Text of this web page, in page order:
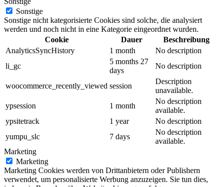
Sonstige
Sonstige nicht kategorisierte Cookies sind solche, die analysiert
werden und noch nicht in eine Kategorie eingeordnet wurden.
Cookie
Dauer
Beschreibung
AnalyticsSyncHistory
1 month
No description
li_gc
5 months 27
days
No description
woocommerce_recently_viewed session
Description
unavailable.
ypsession
1 month
No description
available.
ypsitetrack
1 year
No description
yumpu_slc
7 days
No description
available.
Marketing
Marketing
Marketing Cookies werden von Drittanbietern oder Publishern
verwendet, um personalisierte Werbung anzuzeigen. Sie tun dies,